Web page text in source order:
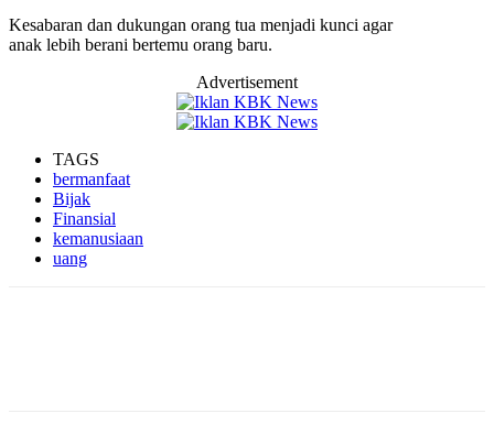
Kesabaran dan dukungan orang tua menjadi kunci agar
anak lebih berani bertemu orang baru.
Advertisement
TAGS
bermanfaat
Bijak
Finansial
kemanusiaan
uang